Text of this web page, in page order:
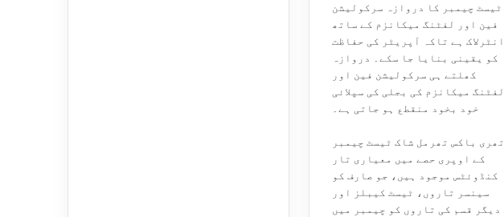
ٹیسٹ چیمبر کا دروازہ سرکولیشن
فین اور لفٹنگ میکانزم کے ساتھ
انٹرلاک ہے تاکہ آپریٹر کی حفاظت
کو یقینی بنایا جا سکے۔ دروازہ
کھلتے ہی سرکولیشن فین اور
لفٹنگ میکانزم کی بجلی کی سپلائی
خود بخود منقطع ہو جاتی ہے۔
تھری باکس تھرمل شاک ٹیسٹ چیمبر
کے اوپری حصے میں معیاری تار
کنڈوئٹس موجود ہیں، جو صارف کو
سینسر تاروں، ٹیسٹ کیبلز اور
دیگر قسم کی تاروں کو چیمبر میں